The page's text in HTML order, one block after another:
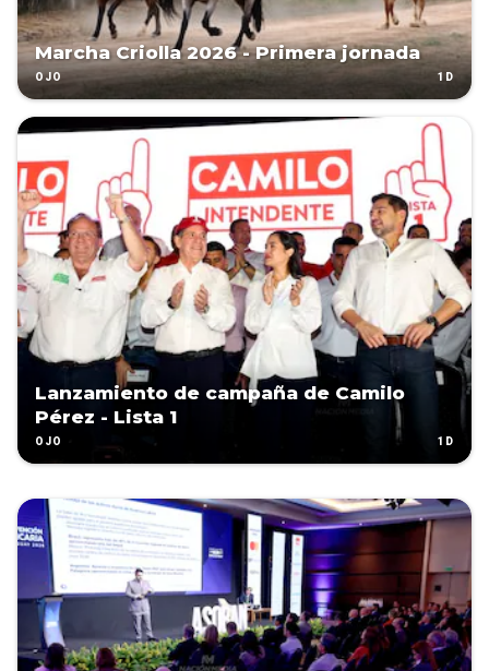
Marcha Criolla 2026 - Primera jornada
OJO 1D
Lanzamiento de campaña de Camilo
Pérez - Lista 1
OJO 1D